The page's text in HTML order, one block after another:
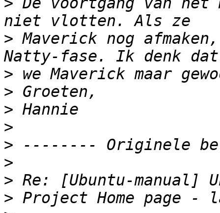
> Maverick nog
>
>
>
>
>
>
>
>